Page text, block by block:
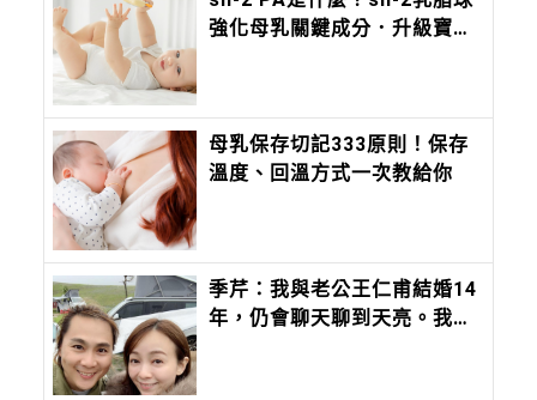
強化母乳關鍵成分．升級寶寶
母乳保存切記333原則！保存
溫度、回溫方式一次教給你
季芹：我與老公王仁甫結婚14
年，仍會聊天聊到天亮。我們